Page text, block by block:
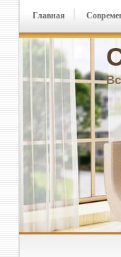
Главная